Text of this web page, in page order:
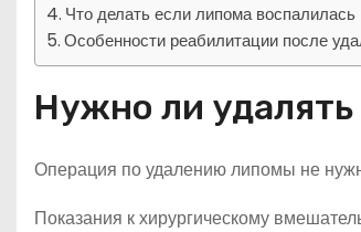
Что делать если липома воспалилась
Особенности реабилитации после
Нужно ли
Операция по удалению липомы не
Показания к хирургическому